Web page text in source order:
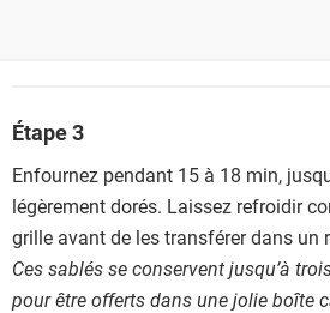
Étape 3
Enfournez pendant 15 à 18 min,
légèrement dorés. Laissez refroidir
grille avant de les transférer dans un
Ces sablés se conservent jusqu’à
pour être offerts dans une jolie boîte